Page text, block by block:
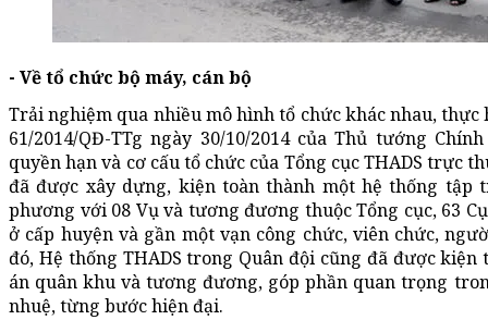
- Về tổ chức bộ máy, cán bộ
Trải nghiệm qua nhiều mô hình tổ chức khác nhau, thực
61/2014/QĐ-TTg ngày 30/10/2014 của Thủ tướng
quyền hạn và cơ cấu tổ chức của Tổng cục THADS trực
đã được xây dựng, kiện toàn thành một hệ thống
phương với 08 Vụ và tương đương thuộc Tổng cục, 63
ở cấp huyện và gần một vạn công chức, viên chức,
đó, Hệ thống THADS trong Quân đội cũng đã được
án quân khu và tương đương, góp phần quan trọng
nhuệ, từng bước hiện đại.